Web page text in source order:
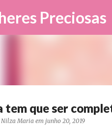
Preciosas
tem que ser
Nilza Maria em junho 20, 2019